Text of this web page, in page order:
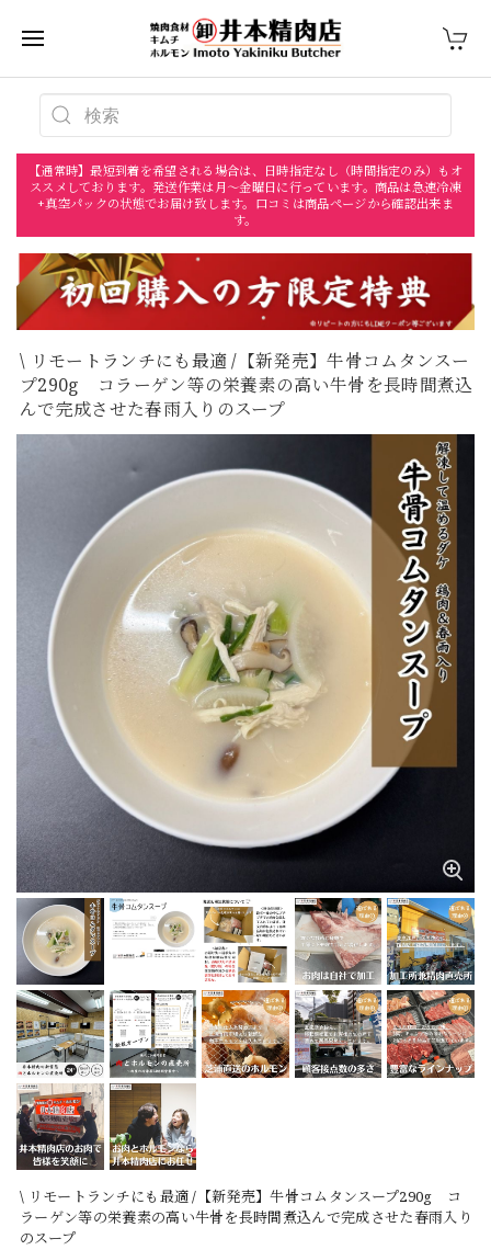
【通常時】最短到着を希望される場合は、日時指定なし（時間指定のみ）もオ
ススメしております。発送作業は月〜金曜日に行っています。商品は急速冷凍
+真空パックの状態でお届け致します。口コミは商品ページから確認出来ま
す。
\ リモートランチにも最適 /【新発売】牛骨コムタンスー
プ290g コラーゲン等の栄養素の高い牛骨を長時間煮込
んで完成させた春雨入りのスープ
\ リモートランチにも最適 /【新発売】牛骨コムタンスープ290g コ
ラーゲン等の栄養素の高い牛骨を長時間煮込んで完成させた春雨入り
のスープ